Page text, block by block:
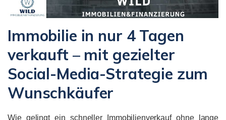
Immobilie in nur 4 Tagen
verkauft – mit gezielter
Social-Media-Strategie zum
Wunschkäufer
Wie gelingt ein schneller Immobilienverkauf ohne lange